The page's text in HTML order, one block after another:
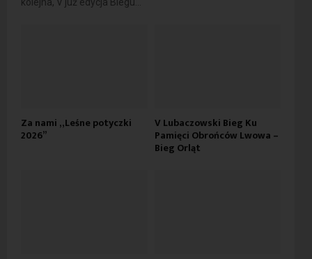
Za nami „Leśne potyczki
2026”
V Lubaczowski Bieg Ku
Pamięci Obrońców Lwowa –
Bieg Orląt